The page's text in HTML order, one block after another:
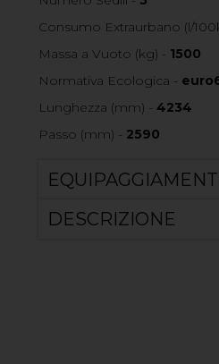
Consumo Extraurbano (l/
Massa a Vuoto (kg) - 1500
Normativa Ecologica -
Lunghezza (mm) - 4234
Passo (mm) - 2590
DESCRIZIONE